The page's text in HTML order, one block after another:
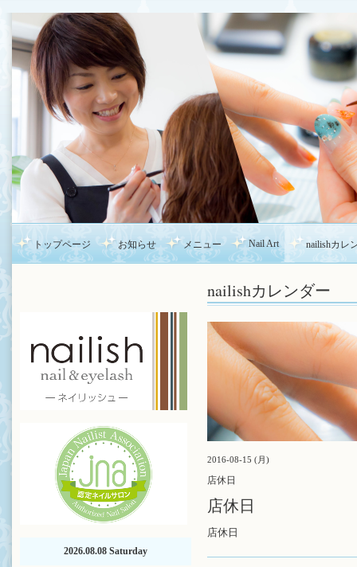
トップページ お知らせ メニュー Nail Art nailishカレ
nailishカレンダー
2016-08-15 (月)
店休日
店休日
店休日
2026.08.08 Saturday